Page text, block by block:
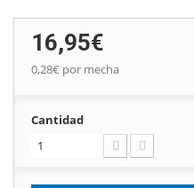
16,95€
0,28€ por mecha
Cantidad